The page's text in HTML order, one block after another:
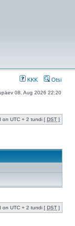
KKK Otsi
08. Aug 2026 22:20
on UTC + 2 tundi [ DST ]
on UTC + 2 tundi [ DST ]